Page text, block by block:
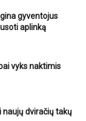
gyventojus
aplinką
vyks naktimis
naujų dviračių takų